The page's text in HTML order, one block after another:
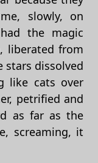
slowly, on
the magic
liberated from
dissolved
like cats over
petrified and
as far as the
screaming, it